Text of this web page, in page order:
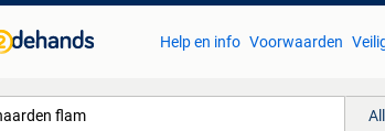
Help en info Voorwaarden